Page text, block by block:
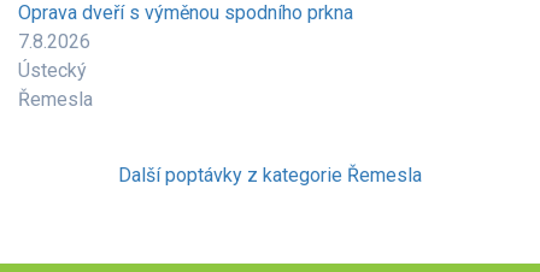
Oprava dveří s výměnou spodního prkna
7.8.2026
Ústecký
Řemesla
Další poptávky z kategorie Řemesla